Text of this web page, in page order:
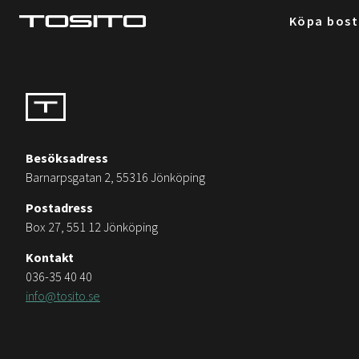
Köpa
Besöksadress
Barnarpsgatan 2, 55316 Jönköping
Postadress
Box 27, 551 12 Jönköping
Kontakt
036-35 40 40
info@tosito.se